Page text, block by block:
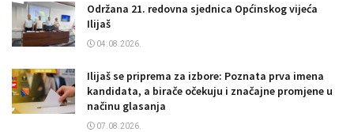
Održana 21. redovna sjednica Općinskog vijeća
Ilijaš
04.08.2026.
Ilijaš se priprema za izbore: Poznata prva imena
kandidata, a birače očekuju i značajne promjene u
načinu glasanja
07.08.2026.